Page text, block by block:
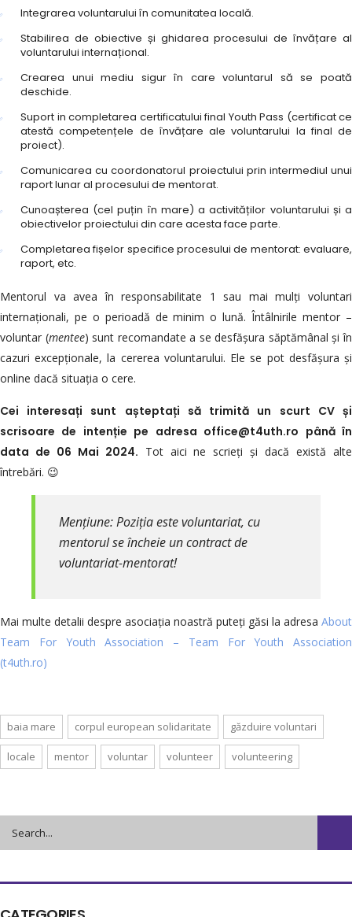
Integrarea voluntarului în comunitatea locală.
Stabilirea de obiective și ghidarea procesului de învățare al
voluntarului internațional.
Crearea unui mediu sigur în care voluntarul să se poată
deschide.
Suport in completarea certificatului final Youth Pass (certificat ce
atestă competențele de învățare ale voluntarului la final de
proiect).
Comunicarea cu coordonatorul proiectului prin intermediul unui
raport lunar al procesului de mentorat.
Cunoașterea (cel puțin în mare) a activităților voluntarului și a
obiectivelor proiectului din care acesta face parte.
Completarea fișelor specifice procesului de mentorat: evaluare,
raport, etc.
Mentorul va avea în responsabilitate 1 sau mai mulți voluntari
internaționali, pe o perioadă de minim o lună. Întâlnirile mentor –
voluntar (mentee) sunt recomandate a se desfășura săptămânal și în
cazuri excepționale, la cererea voluntarului. Ele se pot desfășura și
online dacă situația o cere.
Cei interesați sunt așteptați să trimită un scurt CV și
scrisoare de intenție pe adresa office@t4uth.ro până în
data de 06 Mai 2024. Tot aici ne scrieți și dacă există alte
întrebări. 😉
Mențiune: Poziția este voluntariat, cu
mentorul se încheie un contract de
voluntariat-mentorat!
Mai multe detalii despre asociația noastră puteți găsi la adresa About
Team For Youth Association – Team For Youth Association
(t4uth.ro)
baia mare corpul european solidaritate găzduire voluntari
locale mentor voluntar volunteer volunteering